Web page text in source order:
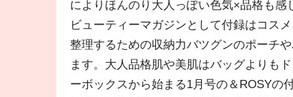
によりほんのり大人っぽい色気×品格も感
ビューティーマガジンとして付録はコス
整理するための収納力バツグンのポーチ
ます。大人品格肌や美肌はバッグよりも
ーボックスから始まる1月号の＆ROSYの